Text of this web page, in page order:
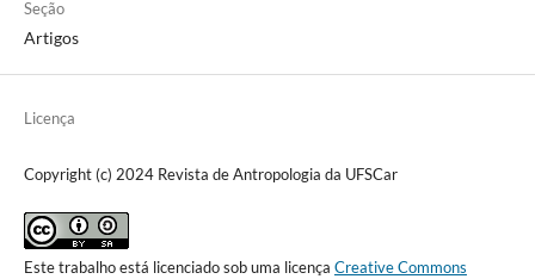
Seção
Artigos
Licença
Copyright (c) 2024 Revista de Antropologia da UFSCar
Este trabalho está licenciado sob uma licença Creative Commons